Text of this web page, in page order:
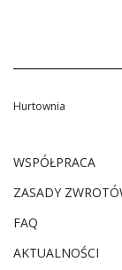
Hurtownia
WSPÓŁPRACA
ZASADY
FAQ
AKTUALNOŚCI